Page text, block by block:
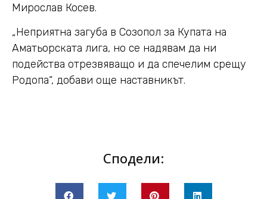
Мирослав Косев.
„Неприятна загуба в Созопол за Купата на
Аматьорската лига, но се надявам да ни
подейства отрезвяващо и да спечелим срещу
Родопа“, добави още наставникът.
Сподели: